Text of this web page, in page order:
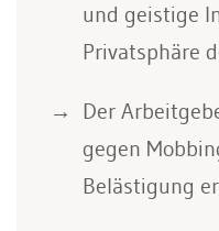
und geistige
Privatsphäre
Der
gegen
Belästigung